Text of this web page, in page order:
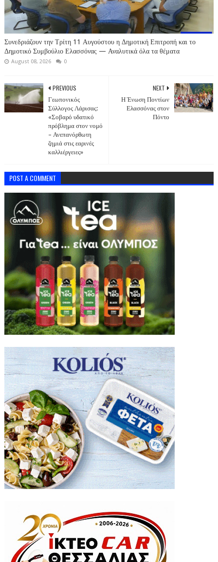
Συνεδριάζουν την Τρίτη 11 Αυγούστου η Δημοτική Επιτροπή και το
Δημοτικό Συμβούλιο Ελασσόνας — Αναλυτικά όλα τα θέματα
August 08, 2026 0
NEXT
Η Ένωση Ποντίων
Ελασσόνας στον
Πόντο
PREVIOUS
Γεωπονικός
Σύλλογος Λάρισας:
«Σοβαρό υδατικό
πρόβλημα στον νομό
– Ανεπανόρθωτη
ζημιά στις εαρινές
καλλιέργειες»
POST A COMMENT